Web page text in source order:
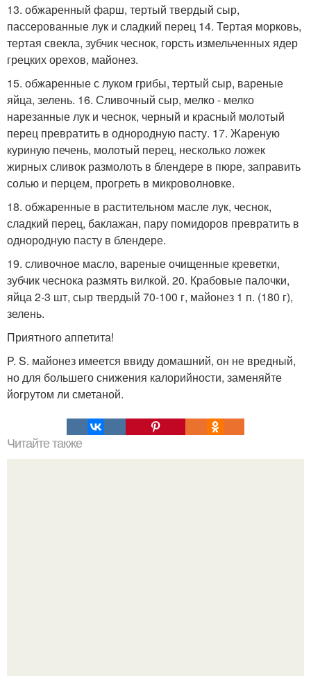
13. обжаренный фарш, тертый твердый сыр,
пассерованные лук и сладкий перец 14. Тертая морковь,
тертая свекла, зубчик чеснок, горсть измельченных ядер
грецких орехов, майонез.
15. обжаренные с луком грибы, тертый сыр, вареные
яйца, зелень. 16. Сливочный сыр, мелко - мелко
нарезанные лук и чеснок, черный и красный молотый
перец превратить в однородную пасту. 17. Жареную
куриную печень, молотый перец, несколько ложек
жирных сливок размолоть в блендере в пюре, заправить
солью и перцем, прогреть в микроволновке.
18. обжаренные в растительном масле лук, чеснок,
сладкий перец, баклажан, пару помидоров превратить в
однородную пасту в блендере.
19. сливочное масло, вареные очищенные креветки,
зубчик чеснока размять вилкой. 20. Крабовые палочки,
яйца 2-3 шт, сыр твердый 70-100 г, майонез 1 п. (180 г),
зелень.
Приятного аппетита!
P. S. майонез имеется ввиду домашний, он не вредный,
но для большего снижения калорийности, заменяйте
йогрутом ли сметаной.
Читайте также